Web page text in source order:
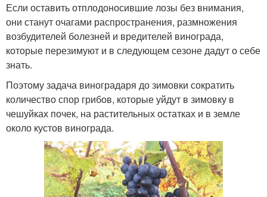
Если оставить отплодоносившие лозы без внимания,
они станут очагами распространения, размножения
возбудителей болезней и вредителей винограда,
которые перезимуют и в следующем сезоне дадут о себе
знать.
Поэтому задача виноградаря до зимовки сократить
количество спор грибов, которые уйдут в зимовку в
чешуйках почек, на растительных остатках и в земле
около кустов винограда.